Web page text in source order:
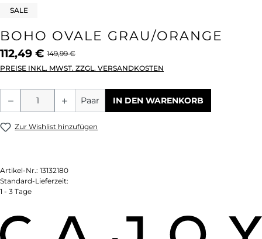
SALE
BOHO OVALE GRAU/ORANGE
112,49 € 149,99 €
PREISE INKL. MWST. ZZGL. VERSANDKOSTEN
Produkt Anzahl: Gib den gewünschten
Paar IN DEN WARENKORB
Zur Wishlist hinzufügen
Artikel-Nr.: 13132180
Standard-Lieferzeit:
1 - 3 Tage